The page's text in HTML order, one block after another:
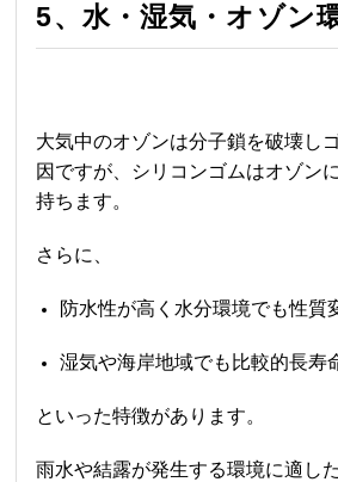
5、水・湿気・オゾン
大気中のオゾンは分子鎖を破壊し
因ですが、シリコンゴムはオゾン
持ちます。
さらに、
防水性が高く水分環境でも性質
湿気や海岸地域でも比較的長寿
といった特徴があります。
雨水や結露が発生する環境に適し